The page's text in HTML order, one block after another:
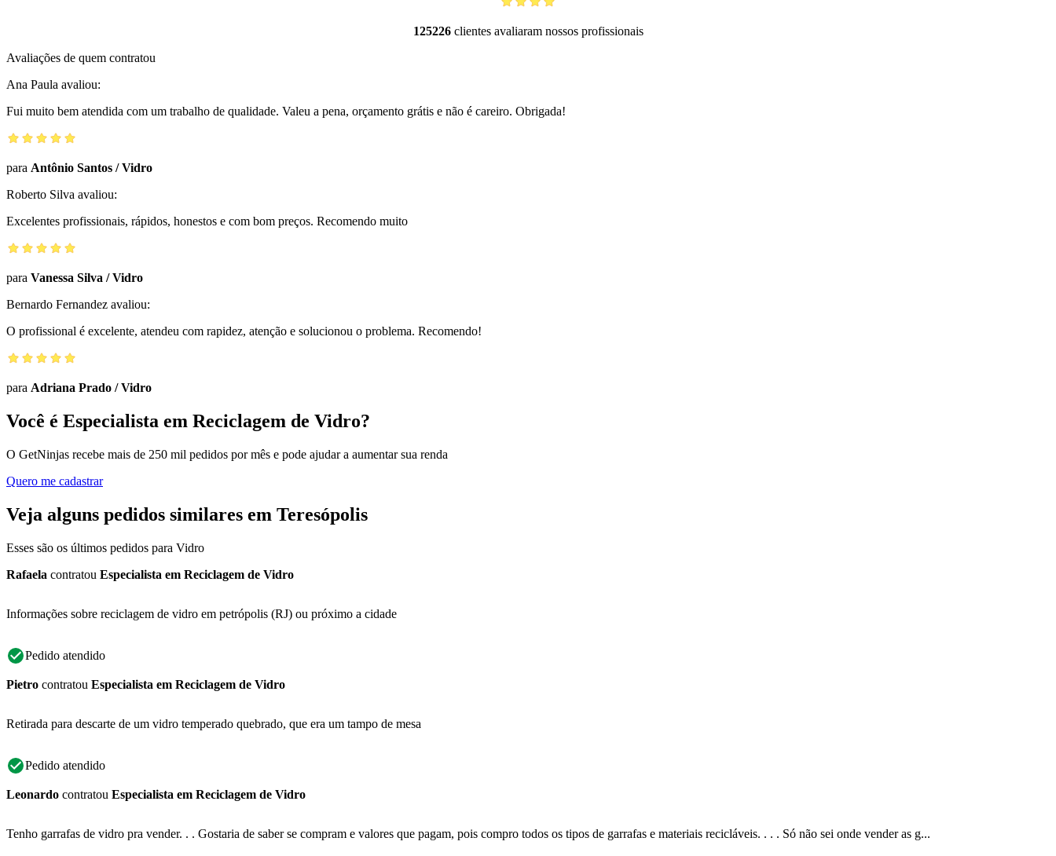
125226clientes avaliaram nossos profissionais
Avaliações de quem contratou
Ana Paula avaliou:
Fui muito bem atendida com um trabalho de qualidade. Valeu a pena, orçamento grátis e não é careiro. Obrigada!
para Antônio Santos /Vidro
Roberto Silva avaliou:
Excelentes profissionais, rápidos, honestos e com bom preços. Recomendo muito
para Vanessa Silva /Vidro
Bernardo Fernandez avaliou:
O profissional é excelente, atendeu com rapidez, atenção e solucionou o problema. Recomendo!
para Adriana Prado /Vidro
Você é Especialista em Reciclagem de Vidro?
O GetNinjas recebe mais de 250 mil pedidos por mês e pode ajudar a aumentar sua renda
Quero me cadastrar
Veja alguns pedidos similares em Teresópolis
Esses são os últimos pedidos para Vidro
Rafaela contratou Especialista em Reciclagem de Vidro
Informações sobre reciclagem de vidro em petrópolis (RJ) ou próximo a cidade
Pedido atendido
Pietro contratou Especialista em Reciclagem de Vidro
Retirada para descarte de um vidro temperado quebrado, que era um tampo de mesa
Pedido atendido
Leonardo contratou Especialista em Reciclagem de Vidro
Tenho garrafas de vidro pra vender. . . Gostaria de saber se compram e valores que pagam, pois compro todos os tipos de garrafas e materiais recicláveis. . . . Só não sei onde vender as g...